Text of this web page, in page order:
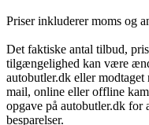
Priser inkluderer moms og
Det faktiske antal tilbud,
tilgængelighed kan være
autobutler.dk eller
mail, online eller offline
opgave på autobutler.dk for
besparelser.